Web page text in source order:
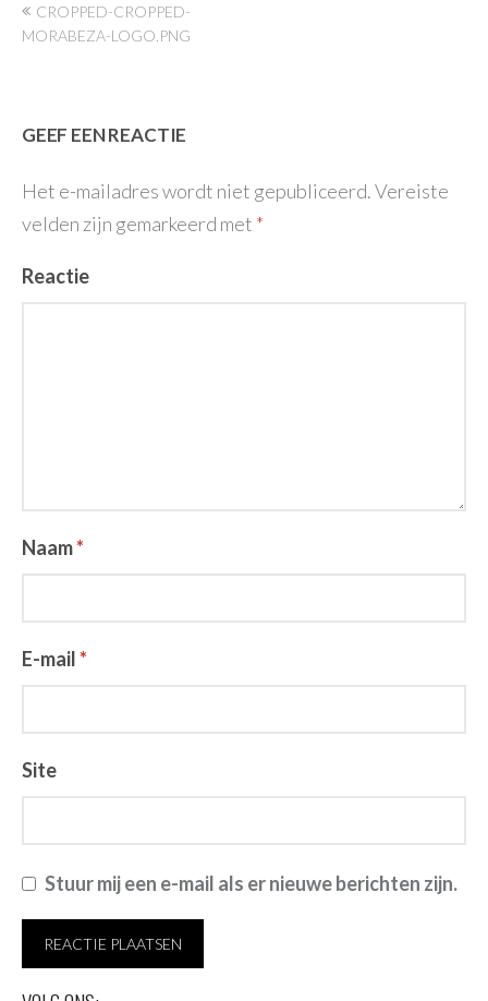
navigatie
CROPPED-CROPPED-
MORABEZA-LOGO.PNG
GEEF EEN REACTIE
Het e-mailadres wordt niet gepubliceerd.Vereiste
velden zijn gemarkeerd met *
Reactie
Naam*
E-mail*
Site
Stuur mij een e-mail als er nieuwe berichten zijn.